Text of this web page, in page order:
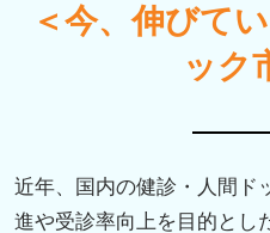
＜今、伸びて
ック
近年、国内の健診・人間ド
進や受診率向上を目的とし